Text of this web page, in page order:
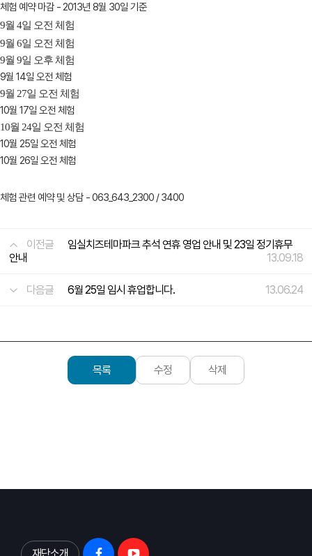
체험 예약 마감 - 2013년 8월 30일 기준
9월 4일 오전 체험
9월 6일 오전 체험
9월 9일 오후 체험
9월 14일 오전 체험
9월 27일 오전 체험
10월 17일 오전 체험
10월 24일 오전 체험
10월 25일 오전 체험
10월 26일 오전 체험
체험 관련 예약 및 상담 - 063_643_2300 / 3400
이전글
임실치즈테마파크 추석 연휴 영업 안내 및 23일 정기휴무
안내
13.09.18
다음글 6월 25일 임시 휴업합니다. 13.06.24
목록 수정 삭제
재단소개